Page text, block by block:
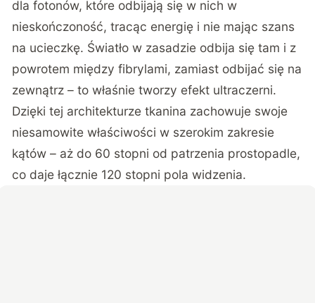
dla fotonów, które odbijają się w nich w
nieskończoność, tracąc energię i nie mając szans
na ucieczkę. Światło w zasadzie odbija się tam i z
powrotem między fibrylami, zamiast odbijać się na
zewnątrz – to właśnie tworzy efekt ultraczerni.
Dzięki tej architekturze tkanina zachowuje swoje
niesamowite właściwości w szerokim zakresie
kątów – aż do 60 stopni od patrzenia prostopadle,
co daje łącznie 120 stopni pola widzenia.